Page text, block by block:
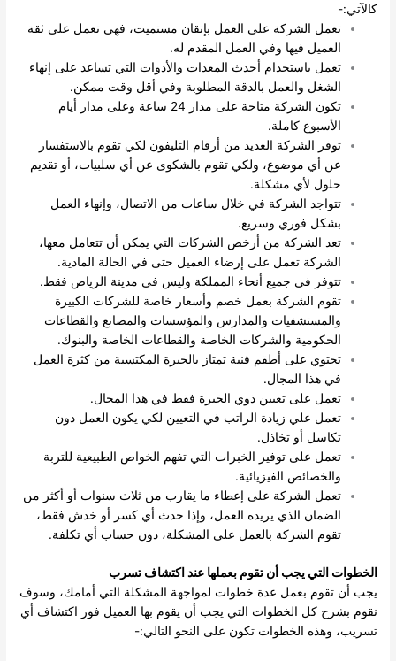
كالآتي:-
تعمل الشركة على العمل بإتقان مستميت، فهي تعمل على ثقة
العميل فيها وفي العمل المقدم له.
تعمل باستخدام أحدث المعدات والأدوات التي تساعد على إنهاء
الشغل والعمل بالدقة المطلوبة وفي أقل وقت ممكن.
تكون الشركة متاحة على مدار 24 ساعة وعلى مدار أيام
الأسبوع كاملة.
توفر الشركة العديد من أرقام التليفون لكي تقوم بالاستفسار
عن أي موضوع، ولكي تقوم بالشكوى عن أي سلبيات، أو تقديم
حلول لأي مشكلة.
تتواجد الشركة في خلال ساعات من الاتصال، وإنهاء العمل
بشكل فوري وسريع.
تعد الشركة من أرخص الشركات التي يمكن أن تتعامل معها،
الشركة تعمل على إرضاء العميل حتى في الحالة المادية.
تتوفر في جميع أنحاء المملكة وليس في مدينة الرياض فقط.
تقوم الشركة بعمل خصم وأسعار خاصة للشركات الكبيرة
والمستشفيات والمدارس والمؤسسات والمصانع والقطاعات
الحكومية والشركات الخاصة والقطاعات الخاصة والبنوك.
تحتوي على أطقم فنية تمتاز بالخبرة المكتسبة من كثرة العمل
في هذا المجال.
تعمل على تعيين ذوي الخبرة فقط في هذا المجال.
تعمل علي زيادة الراتب في التعيين لكي يكون العمل دون
تكاسل أو تخاذل.
تعمل على توفير الخبرات التي تفهم الخواص الطبيعية للتربة
والخصائص الفيزيائية.
تعمل الشركة على إعطاء ما يقارب من ثلاث سنوات أو أكثر من
الضمان الذي يريده العمل، وإذا حدث أي كسر أو خدش فقط،
تقوم الشركة بالعمل على المشكلة، دون حساب أي تكلفة.
الخطوات التي يجب أن تقوم بعملها عند اكتشاف تسرب
يجب أن تقوم بعمل عدة خطوات لمواجهة المشكلة التي أمامك، وسوف
نقوم بشرح كل الخطوات التي يجب أن يقوم بها العميل فور اكتشاف أي
تسريب، وهذه الخطوات تكون على النحو التالي:-